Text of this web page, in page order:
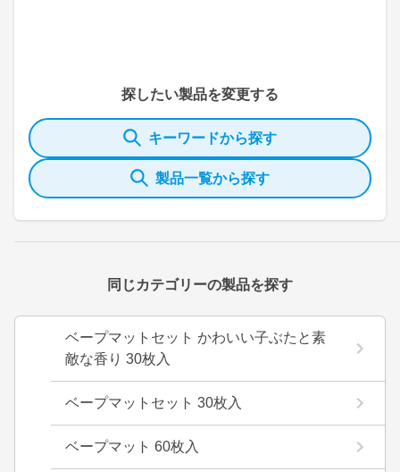
探したい製品を変更する
キーワードから探す
製品一覧から探す
同じカテゴリーの製品を探す
ベープマットセット かわいい子ぶたと素
敵な香り 30枚入
ベープマットセット 30枚入
ベープマット 60枚入